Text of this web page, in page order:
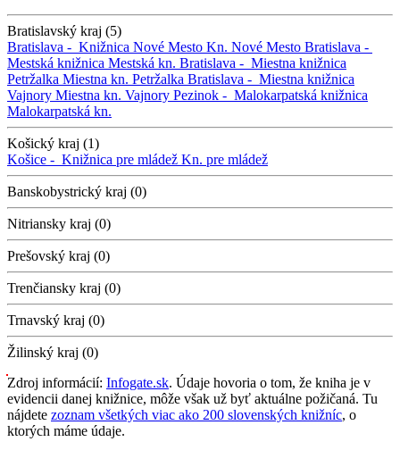
Bratislavský kraj (5)
Bratislava - Knižnica Nové Mesto Kn. Nové Mesto Bratislava -
Mestská knižnica Mestská kn. Bratislava - Miestna knižnica
Petržalka Miestna kn. Petržalka Bratislava - Miestna knižnica
Vajnory Miestna kn. Vajnory Pezinok - Malokarpatská knižnica
Malokarpatská kn.
Košický kraj (1)
Košice - Knižnica pre mládež Kn. pre mládež
Banskobystrický kraj (0)
Nitriansky kraj (0)
Prešovský kraj (0)
Trenčiansky kraj (0)
Trnavský kraj (0)
Žilinský kraj (0)
Zdroj informácií: Infogate.sk. Údaje hovoria o tom, že kniha je v
evidencii danej knižnice, môže však už byť aktuálne požičaná. Tu
nájdete zoznam všetkých viac ako 200 slovenských knižníc, o
ktorých máme údaje.